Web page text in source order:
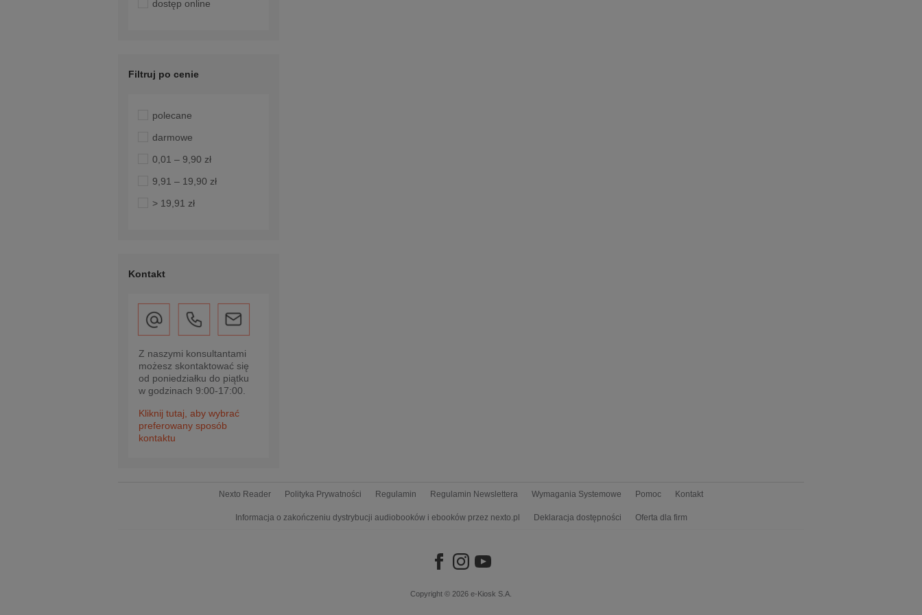
dostęp online
Filtruj po cenie
polecane
darmowe
0,01 – 9,90 zł
9,91 – 19,90 zł
> 19,91 zł
Kontakt
Z naszymi konsultantami
możesz skontaktować się
od poniedziałku do piątku
w godzinach 9:00-17:00.
Kliknij tutaj, aby wybrać
preferowany sposób
kontaktu
Nexto Reader Polityka Prywatności Regulamin Regulamin Newslettera Wymagania Systemowe Pomoc Kontakt
Informacja o zakończeniu dystrybucji audiobooków i ebooków przez nexto.pl Deklaracja dostępności Oferta dla firm
Copyright © 2026 e-Kiosk S.A.